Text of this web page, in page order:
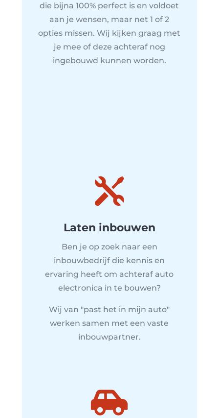
die bijna 100% perfect is en voldoet
aan je wensen, maar net 1 of 2
opties missen. Wij kijken graag met
je mee of deze achteraf nog
ingebouwd kunnen worden.

Laten inbouwen
Ben je op zoek naar een
inbouwbedrijf die kennis en
ervaring heeft om achteraf auto
electronica in te bouwen?
Wij van "past het in mijn auto"
werken samen met een vaste
inbouwpartner.
